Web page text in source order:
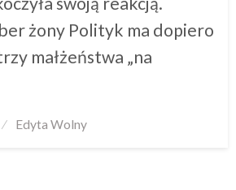
żony Polityk ma dopiero
małżeństwa „na
Edyta Wolny